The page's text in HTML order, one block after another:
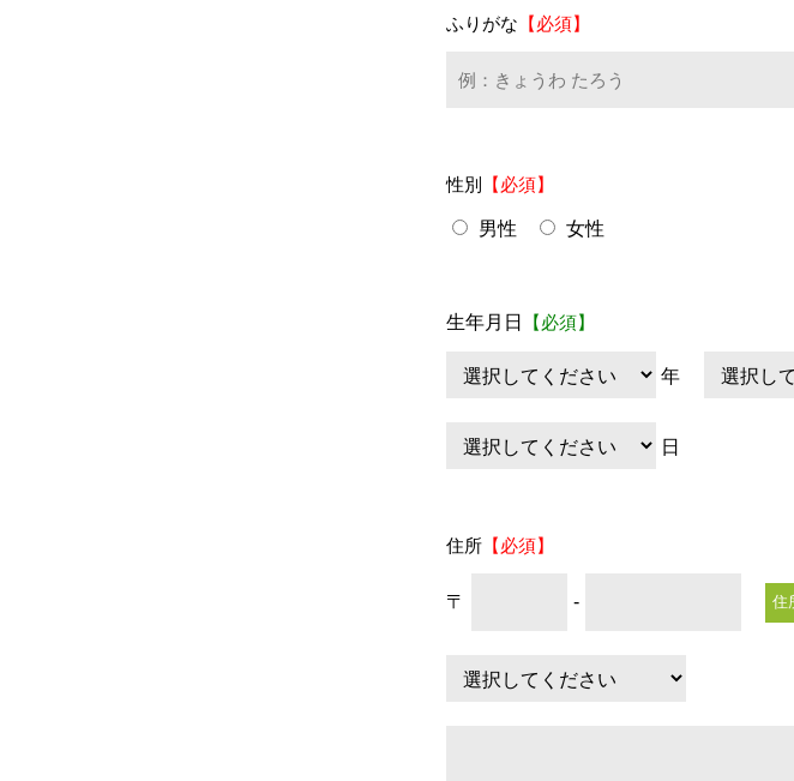
ふりがな 【必須】
性別 【必須】
男性 女性
生年月日 【必須】
年
日
住所 【必須】
〒 - 住